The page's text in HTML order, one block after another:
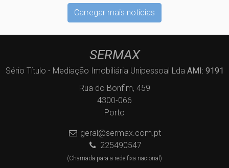
Carregar mais notícias
SERMAX
Sério Título - Mediação Imobiliária Unipessoal Lda AMI: 9191
Rua do Bonfim, 459
4300-066
Porto
geral@sermax.com.pt
225490547
(Chamada para a rede fixa nacional)